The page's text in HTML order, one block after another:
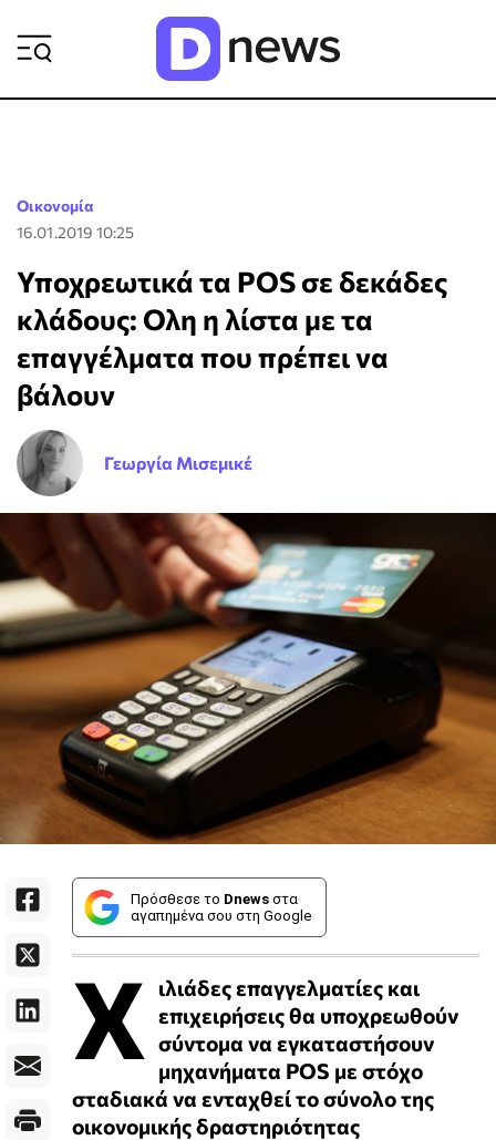
Οικονομία
16.01.2019 10:25
Υποχρεωτικά τα POS σε δεκάδες
κλάδους: Ολη η λίστα με τα
επαγγέλματα που πρέπει να
βάλουν
Γεωργία Μισεμικέ
Πρόσθεσε το Dnews στα
αγαπημένα σου στη Google
Χ
ιλιάδες επαγγελματίες και
επιχειρήσεις θα υποχρεωθούν
σύντομα να εγκαταστήσουν
μηχανήματα POS με στόχο
σταδιακά να ενταχθεί το σύνολο της
οικονομικής δραστηριότητας